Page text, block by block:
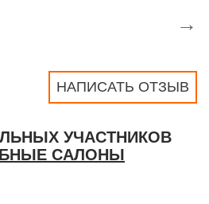
→
НАПИСАТЬ ОТЗЫВ
УЧАСТНИКОВ
САЛОНЫ